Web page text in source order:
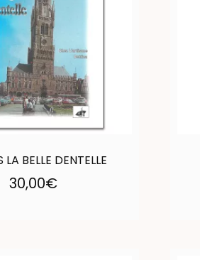
LA BELLE DENTELLE
30,00€